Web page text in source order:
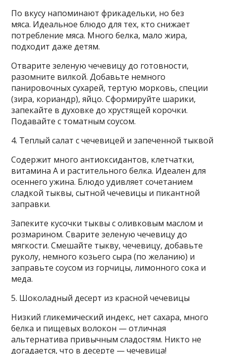
По вкусу напоминают фрикадельки, но без
мяса. Идеальное блюдо для тех, кто снижает
потребление мяса. Много белка, мало жира,
подходит даже детям.
Отварите зеленую чечевицу до готовности,
разомните вилкой. Добавьте немного
панировочных сухарей, тертую морковь, специи
(зира, кориандр), яйцо. Сформируйте шарики,
запекайте в духовке до хрустящей корочки.
Подавайте с томатным соусом.
4. Теплый салат с чечевицей и запеченной тыквой
Содержит много антиоксидантов, клетчатки,
витамина A и растительного белка. Идеален для
осеннего ужина. Блюдо удивляет сочетанием
сладкой тыквы, сытной чечевицы и пикантной
заправки.
Запеките кусочки тыквы с оливковым маслом и
розмарином. Сварите зеленую чечевицу до
мягкости. Смешайте тыкву, чечевицу, добавьте
руколу, немного козьего сыра (по желанию) и
заправьте соусом из горчицы, лимонного сока и
меда.
5. Шоколадный десерт из красной чечевицы
Низкий гликемический индекс, нет сахара, много
белка и пищевых волокон — отличная
альтернатива привычным сладостям. Никто не
догадается, что в десерте — чечевица!